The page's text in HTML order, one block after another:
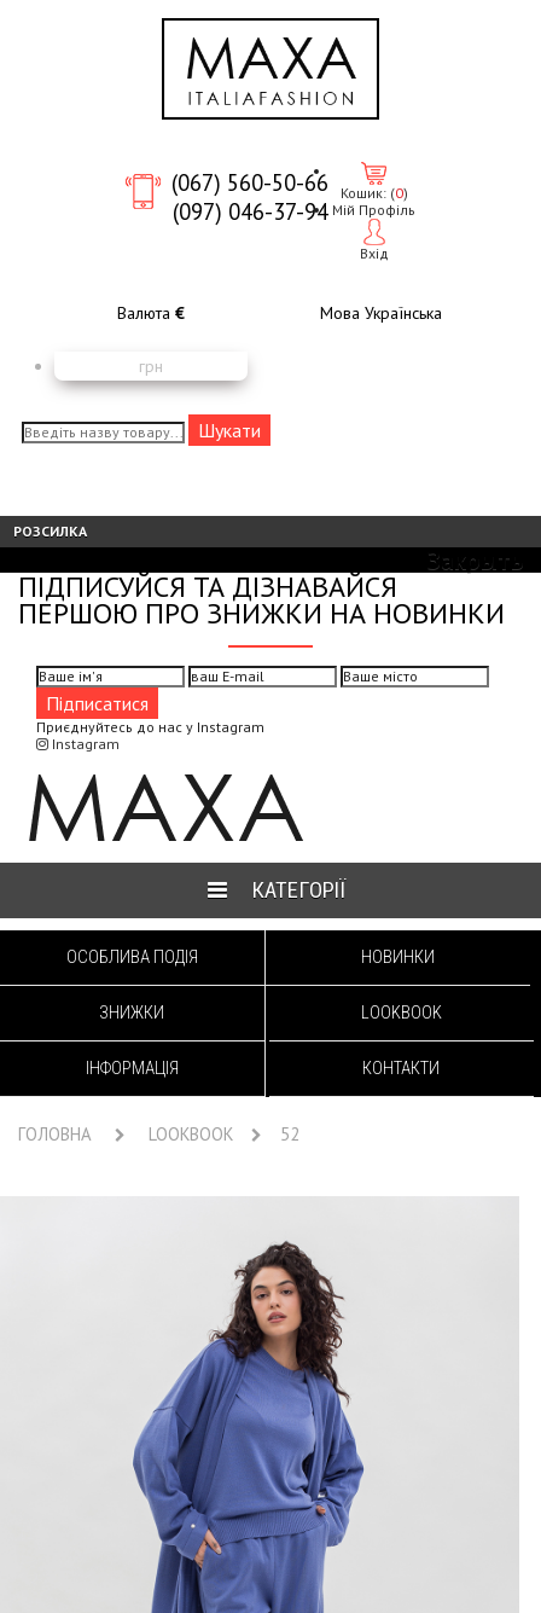
(067) 560-50-66
(097) 046-37-94
Кошик: (0)
Мій Профіль
Вхід
Валюта€
грн
Мова Українська
РОЗСИЛКА
Закрыть
MAXA FASHION GROUP
ПІДПИСУЙСЯ ТА ДІЗНАВАЙСЯ
ПЕРШОЮ ПРО ЗНИЖКИ НА НОВИНКИ
Приєднуйтесь до нас у Instagram
Instagram
КАТЕГОРІЇ
ОСОБЛИВА ПОДІЯ НОВИНКИ
ЗНИЖКИ LOOKBOOK
ІНФОРМАЦІЯ КОНТАКТИ
ГОЛОВНА LOOKBOOK 52